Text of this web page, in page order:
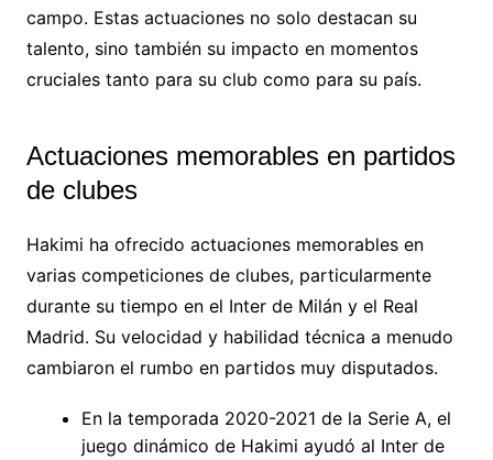
campo. Estas actuaciones no solo destacan su
talento, sino también su impacto en momentos
cruciales tanto para su club como para su país.
Actuaciones memorables en partidos
de clubes
Hakimi ha ofrecido actuaciones memorables en
varias competiciones de clubes, particularmente
durante su tiempo en el Inter de Milán y el Real
Madrid. Su velocidad y habilidad técnica a menudo
cambiaron el rumbo en partidos muy disputados.
En la temporada 2020-2021 de la Serie A, el
juego dinámico de Hakimi ayudó al Inter de